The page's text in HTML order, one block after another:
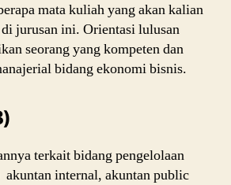
mata kuliah yang akan kalian
jurusan ini. Orientasi lulusan
seorang yang kompeten dan
bidang ekonomi bisnis.
terkait bidang pengelolaan
akuntan internal, akuntan public